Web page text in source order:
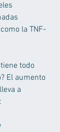
la TNF-
todo
El aumento
a